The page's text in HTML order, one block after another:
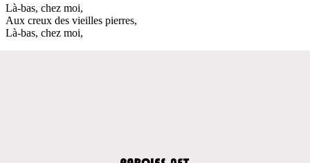
Là-bas, chez moi,
Aux creux des vieilles pierres,
Là-bas, chez moi,